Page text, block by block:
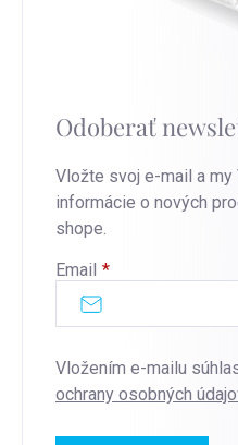
Odoberať
Vložte svoj e-mail a
informácie o nových
shope.
Email
Vložením e-mailu
ochrany osobných